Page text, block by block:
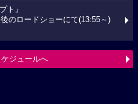
ト』
のロードショーにて(13:55～)
ジュールへ